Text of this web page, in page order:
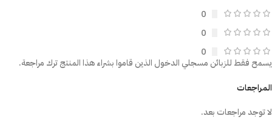
0
0
0
المراجعات
لا توجد مراجعات بعد.
يسمح فقط للزبائن مسجلي الدخول الذين قاموا بشراء هذا المنتج ترك مراجعة.